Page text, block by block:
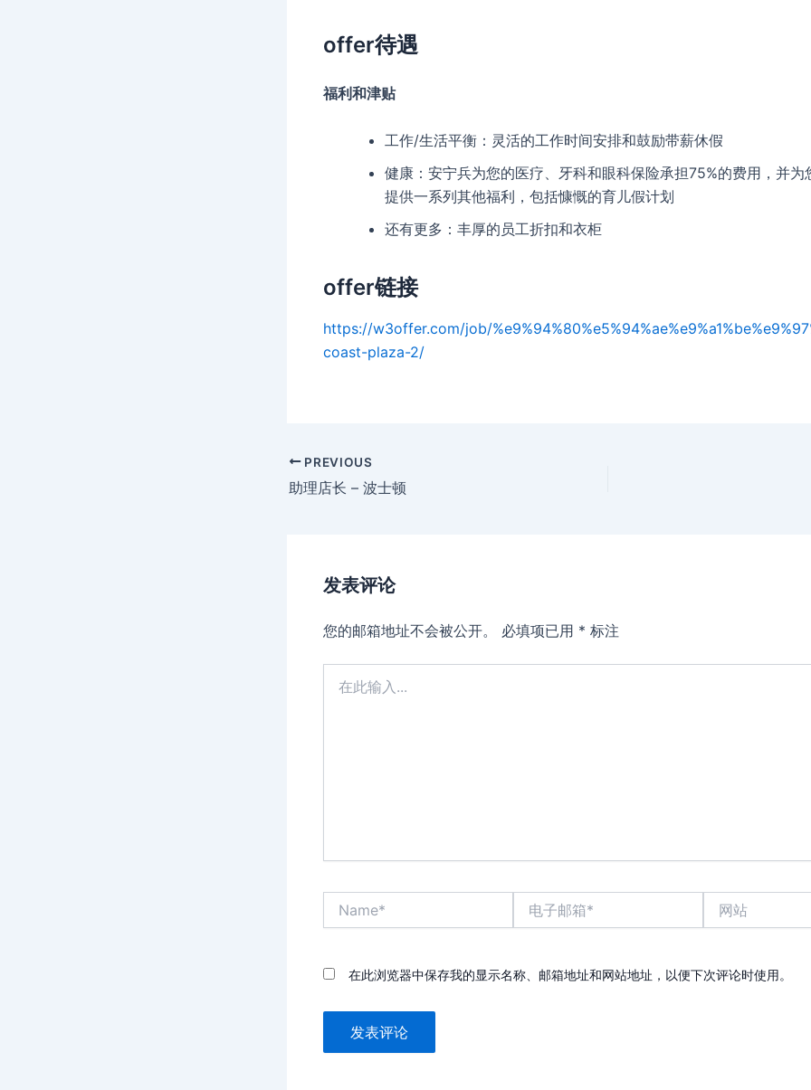
offer待遇
福利和津贴
工作/生活平衡：灵活的工作时间安排和鼓励带薪休假
健康：安宁兵为您的医疗、牙科和眼科保险承担75%的费用，并为
提供一系列其他福利，包括慷慨的育儿假计划
还有更多：丰厚的员工折扣和衣柜
offer链接
https://w3offer.com/job/
coast-plaza-2/
Post
navigation
PREVIOUS
助理店长 – 波士顿
发表评论
您的邮箱地址不会被公开。 必填项已用 * 标注
*
在此浏览器中保存我的显示名称、邮箱地址和网站地址，以便下次评论时使用。